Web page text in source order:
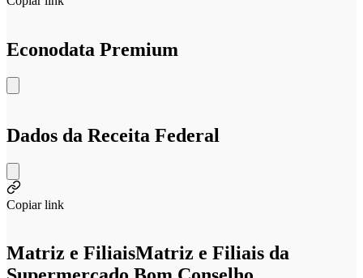
Econodata Premium
Dados da Receita Federal
Copiar link
Matriz e FiliaisMatriz e Filiais da